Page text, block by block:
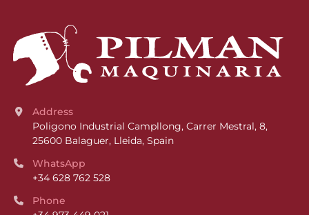
Address
Poligono Industrial Campllong, Carrer Mestral, 8,
25600 Balaguer, Lleida, Spain
WhatsApp
+34 628 762 528
Phone